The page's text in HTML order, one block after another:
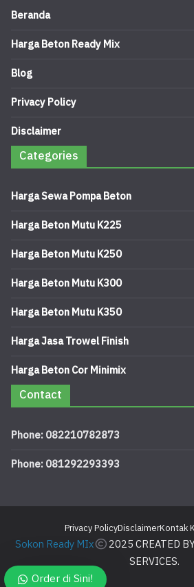
Beranda
Harga Beton Ready Mix
Blog
Privacy Policy
Disclaimer
Categories
Harga Sewa Pompa Beton
Harga Beton Mutu K225
Harga Beton Mutu K250
Harga Beton Mutu K300
Harga Beton Mutu K350
Harga Jasa Trowel Finish
Harga Beton Cor Minimix
Contact
Phone: 082210782873
Phone: 081292293393
Privacy PolicyDisclaimerKontak
Sokon Ready MIx 2025 CREATED
SERVICES.
Order di Sini!